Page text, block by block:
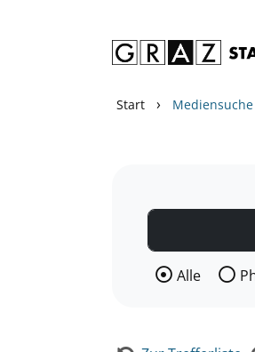
Start › Mediensuche
Wählen Sie
Alle